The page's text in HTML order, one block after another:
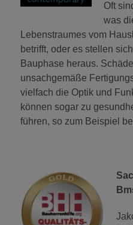
Oft
was
Lebenstraumes vom
betrifft, oder es stellen
Bauphase heraus.
unsachgemäße
vielfach die Optik und
können sogar zu
führen, so zum Beispiel